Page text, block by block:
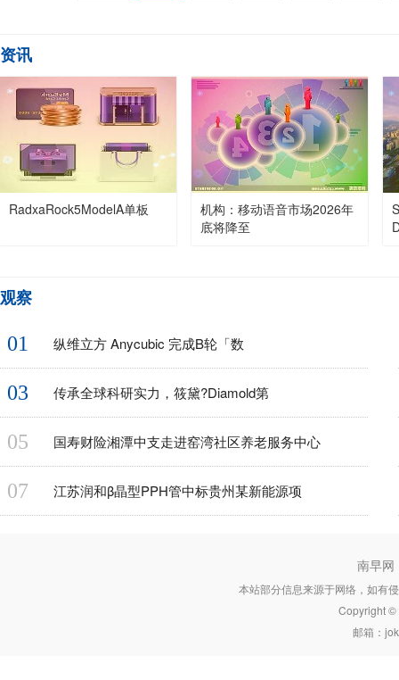
资讯
RadxaRock5ModelA单板
机构：移动语音市场2026年
底将降至
观察
01 纵维立方 Anycubic 完成B轮「数
03 传承全球科研实力，筱黛?Diamold第
05 国寿财险湘潭中支走进窑湾社区养老服务中心
07 江苏润和β晶型PPH管中标贵州某新能源项
南早网
本站部分信息来源于网络，如有
Copyright ©
邮箱：